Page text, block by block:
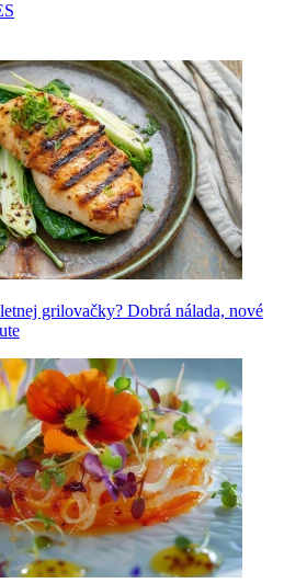
grilovačky? Dobrá nálada, nové